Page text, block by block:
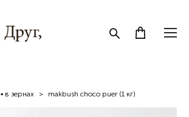
▪ в зернах > makbush choco puer (1 кг)